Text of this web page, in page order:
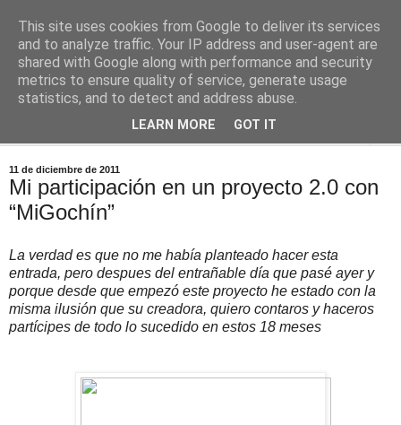
Comoju
La Cocina del Día a Día y el día a día de la Gastronomía
11 de diciembre de 2011
Mi participación en un proyecto 2.0 con
“MiGochín”
La verdad es que no me había planteado hacer esta
entrada, pero despues del entrañable día que pasé ayer y
porque desde que empezó este proyecto he estado con la
misma ilusión que su creadora, quiero contaros y haceros
partícipes de todo lo sucedido en estos 18 meses
This site uses cookies from Google to deliver its services
and to analyze traffic. Your IP address and user-agent are
shared with Google along with performance and security
metrics to ensure quality of service, generate usage
statistics, and to detect and address abuse.
LEARN MORE GOT IT